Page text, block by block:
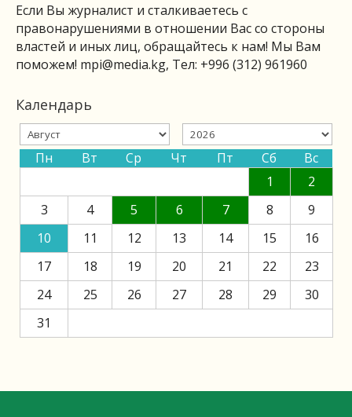
Если Вы журналист и сталкиваетесь с
правонарушениями в отношении Вас со стороны
властей и иных лиц, обращайтесь к нам! Мы Вам
поможем! mpi@media.kg, Тел: +996 (312) 961960
Календарь
Пн Вт Ср Чт Пт Сб
Вс
1
2
3
4 5 6 7 8
9
10
11 12 13 14 15
16
17
18 19 20 21 22
23
24
25 26 27 28 29
30
31